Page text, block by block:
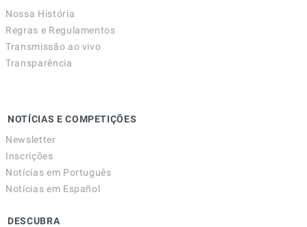
Nossa História
Regras e Regulamentos
Transmissão ao vivo
Transparência
NOTÍCIAS E COMPETIÇÕES
Newsletter
Inscrições
Notícias em Português
Notícias em Español
DESCUBRA